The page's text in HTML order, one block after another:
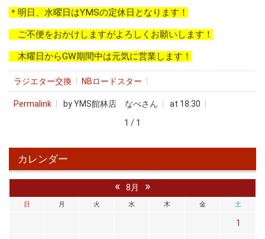
＊明日、水曜日はYMSの定休日となります！
ご不便をおかけしますがよろしくお願いします！
木曜日からGW期間中は元気に営業します！
ラジエター交換 NBロードスター
Permalink by YMS館林店 なべさん
at 18:30
1 / 1
カレンダー
« 8月 »
日 月 火 水 木 金 土
1